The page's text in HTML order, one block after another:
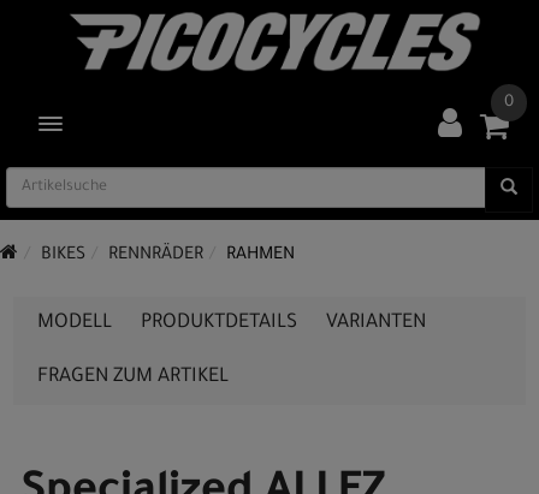
TOGGLE NAVIGATION
0
BIKES RENNRÄDER RAHMEN
MODELL PRODUKTDETAILS VARIANTEN
FRAGEN ZUM ARTIKEL